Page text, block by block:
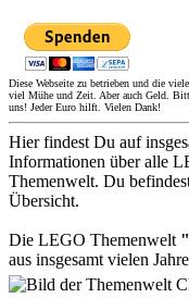
Diese Webseite zu betrieben und die
viel Mühe und Zeit. Aber auch Geld.
uns! Jeder Euro hilft. Vielen Dank!
Hier findest Du auf
Informationen über alle
Themenwelt. Du
Übersicht.
Die LEGO Themenwelt
aus insgesamt vielen